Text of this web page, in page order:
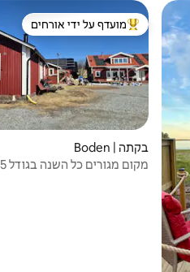
מוביל בקרב נכסים מועדפים
מועדף על ידי אורחים
בקתה | Boden
מקום מגורים כל השנה בגודל 35 מ"ר בסבאסט.